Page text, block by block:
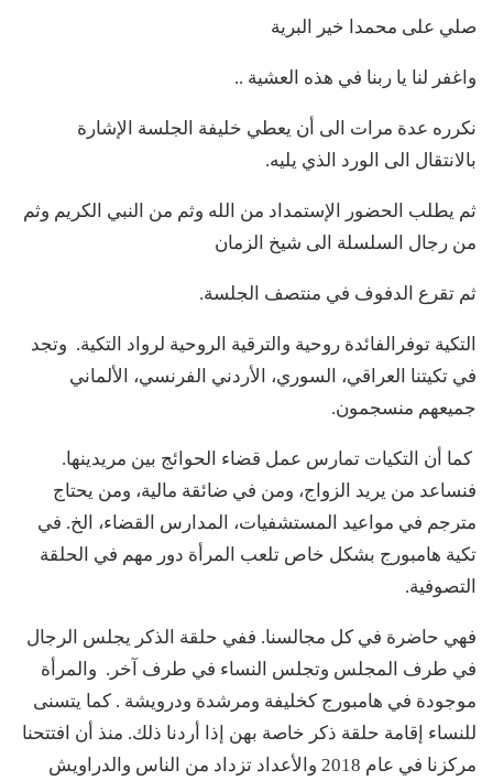
صلي على محمدا خير البرية
واغفر لنا يا ربنا في هذه العشية ..
نكرره عدة مرات الى أن يعطي خليفة الجلسة الإشارة
بالانتقال الى الورد الذي يليه.
ثم يطلب الحضور الإستمداد من الله وثم من النبي الكريم وثم
من رجال السلسلة الى شيخ الزمان
ثم تقرع الدفوف في منتصف الجلسة.
التكية توفرالفائدة روحية والترقية الروحية لرواد التكية. وتجد
في تكيتنا العراقي، السوري، الأردني الفرنسي، الألماني
جميعهم منسجمون.
كما أن التكيات تمارس عمل قضاء الحوائج بين مريدينها.
فنساعد من يريد الزواج، ومن في ضائقة مالية، ومن يحتاج
مترجم في مواعيد المستشفيات، المدارس القضاء، الخ. في
تكية هامبورج بشكل خاص تلعب المرأة دور مهم في الحلقة
التصوفية.
فهي حاضرة في كل مجالسنا. ففي حلقة الذكر يجلس الرجال
في طرف المجلس وتجلس النساء في طرف آخر. والمرأة
موجودة في هامبورج كخليفة ومرشدة ودرويشة . كما يتسنى
للنساء إقامة حلقة ذكر خاصة بهن إذا أردنا ذلك. منذ أن افتتحنا
مركزنا في عام 2018 والأعداد تزداد من الناس والدراويش